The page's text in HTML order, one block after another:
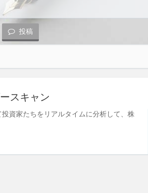
投稿
スキャン
資家たちをリアルタイムに分析して、株